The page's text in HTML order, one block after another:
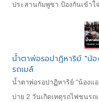
ประสานกัมพูชา ป้องกันเข้าใ
น้ำตาพ่อรอปาฏิหาริย์ "น้
รถเมล์
น้ำตาพ่อรอปาฏิหาริย์ "น้องแ
บ่าย 2 วันเกิดเหตุรถไฟชนรถ